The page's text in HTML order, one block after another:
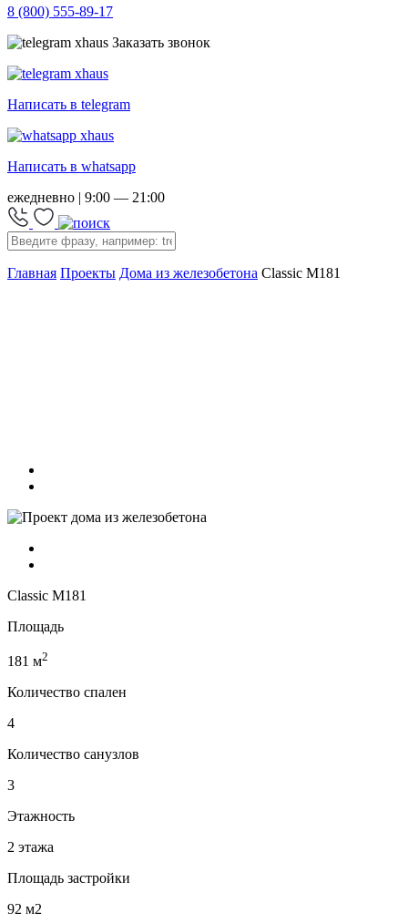
8 (800) 555-89-17
Заказать звонок
Написать в telegram
Написать в whatsapp
ежедневно | 9:00 — 21:00
Главная Проекты Дома из железобетона Classic M181
Classic M181
Площадь
181 м2
Количество спален
4
Количество санузлов
3
Этажность
2 этажа
Площадь застройки
92 м2